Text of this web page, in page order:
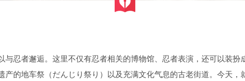
与忍者邂逅。这里不仅有忍者相关的博物馆、忍者表演，还可以装扮
产的地车祭（だんじり祭り）以及充满文化气息的古老街道。今天，